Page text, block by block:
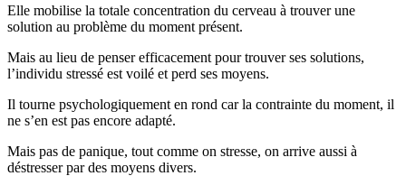
Elle mobilise la totale concentration du cerveau à trouver une
solution au problème du moment présent.
Mais au lieu de penser efficacement pour trouver ses solutions,
l’individu stressé est voilé et perd ses moyens.
Il tourne psychologiquement en rond car la contrainte du moment, il
ne s’en est pas encore adapté.
Mais pas de panique, tout comme on stresse, on arrive aussi à
déstresser par des moyens divers.